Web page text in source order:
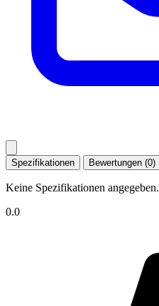
Spezifikationen Bewertungen (0)
Keine Spezifikationen angegeben.
0.0